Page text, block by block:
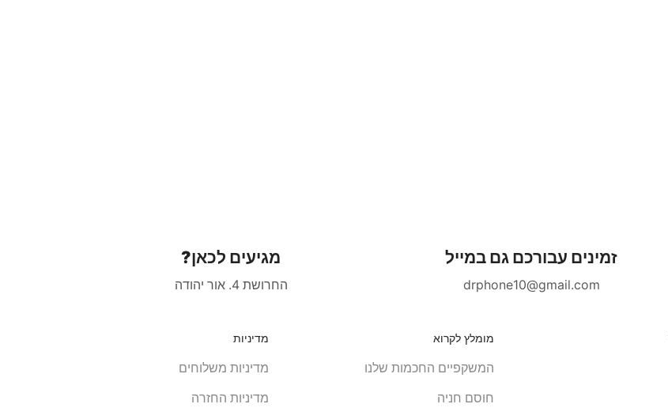
זמינים עבורכם גם במייל
drphone10@gmail.com
מגיעים לכאן?
החרושת 4. אור יהודה
מומלץ לקרוא
המשקפיים החכמות שלנו
חוסם חניה
מדיניות
מדיניות משלוחים
מדיניות החזרה